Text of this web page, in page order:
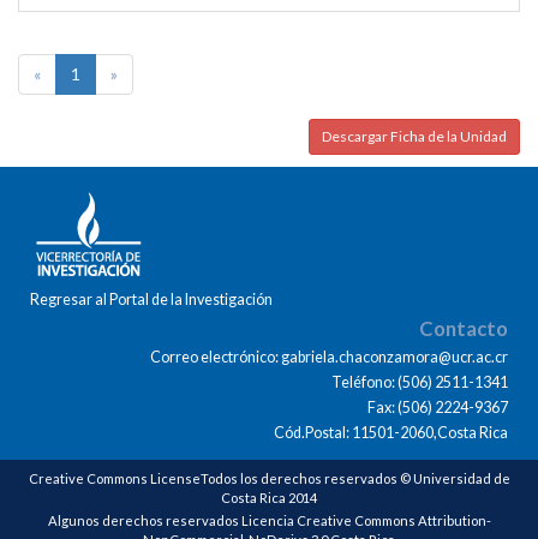
« 1 »
Descargar Ficha de la Unidad
Regresar al Portal de la Investigación
Contacto
Correo electrónico: gabriela.chaconzamora@ucr.ac.cr
Teléfono: (506) 2511-1341
Fax: (506) 2224-9367
Cód.Postal: 11501-2060,Costa Rica
Creative Commons LicenseTodos los derechos reservados © Universidad de
Costa Rica 2014
Algunos derechos reservados Licencia Creative Commons Attribution-